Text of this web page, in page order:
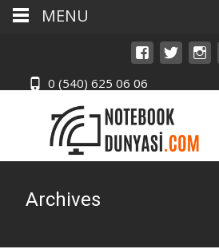
0 (540) 625 06 06
Archives
MENU